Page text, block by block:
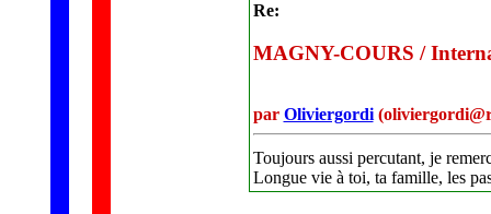
Re:
MAGNY-COURS /
par Oliviergordi
Toujours aussi percutant, je
Longue vie à toi, ta famille, les